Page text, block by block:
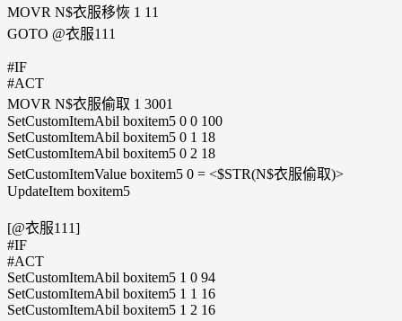
MOVR N$衣服移恢 1 11
GOTO @衣服111
#IF
#ACT
MOVR N$衣服偷取 1 3001
SetCustomItemAbil boxitem5 0 0 100
SetCustomItemAbil boxitem5 0 1 18
SetCustomItemAbil boxitem5 0 2 18
SetCustomItemValue boxitem5 0 = <$STR(N$衣服偷取)>
UpdateItem boxitem5
[@衣服111]
#IF
#ACT
SetCustomItemAbil boxitem5 1 0 94
SetCustomItemAbil boxitem5 1 1 16
SetCustomItemAbil boxitem5 1 2 16